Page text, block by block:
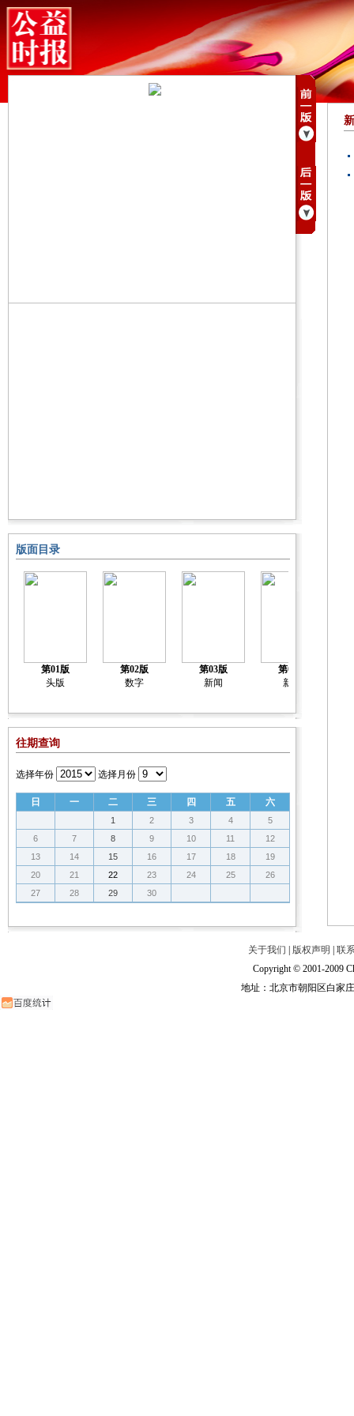
版面目录
第01版
头版
第02版
数字
第03版
新闻
第04版
新闻
往期查询
选择年份 选择月份
日 一 二 三 四 五 六
1 2 3 4
5
6
7 8 9 10 11
12
13
14 15 16 17 18
19
20
21 22 23 24 25
26
27
28 29 30
关于我们 版权声明
联
Copyright © 2001-2009
地址：北京市朝阳区白家